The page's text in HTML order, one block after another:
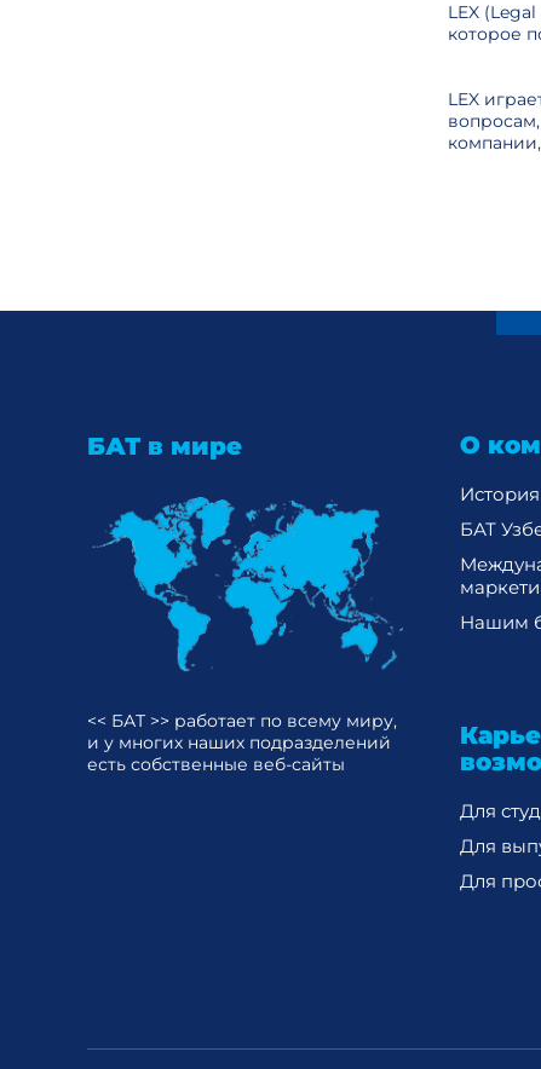
LEX
которое
LEX
БАТ в мире
<< БАТ >> работает по всему миру,
и у многих наших подразделений
есть собственные веб-сайты
О
БАТ
Нашим
Для
Для
Для